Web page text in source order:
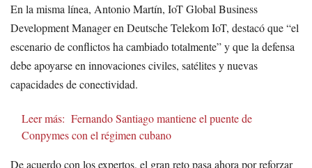
En la misma línea, Antonio Martín, IoT Global Business
Development Manager en Deutsche Telekom IoT, destacó que “el
escenario de conflictos ha cambiado totalmente” y que la defensa
debe apoyarse en innovaciones civiles, satélites y nuevas
capacidades de conectividad.
Leer más: Fernando Santiago mantiene el puente de
Conpymes con el régimen cubano
De acuerdo con los expertos, el gran reto pasa ahora por reforzar